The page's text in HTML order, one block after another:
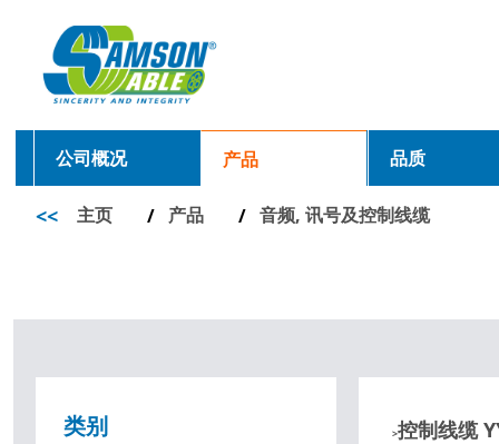
公司概况 产品 品质
<< 主页 / 产品 / 音频, 讯号及控制线缆
类别 >控制线缆